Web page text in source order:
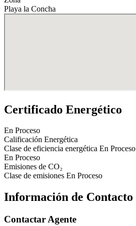
Playa la Concha
Certificado Energético
En Proceso
Calificación Energética
Clase de eficiencia energética En Proceso
En Proceso
Emisiones de CO₂
Clase de emisiones En Proceso
Información de Contacto
Contactar Agente